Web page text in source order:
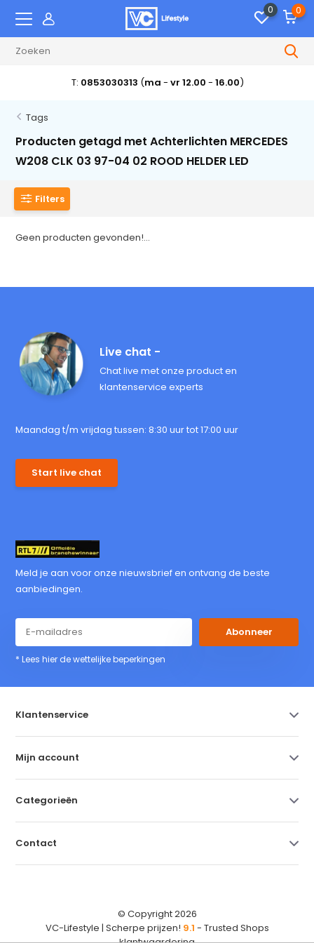
0 0
T: 0853030313 (ma - vr 12.00 - 16.00)
Tags
Producten getagd met Achterlichten MERCEDES
W208 CLK 03 97-04 02 ROOD HELDER LED
Filters
Geen producten gevonden!...
Live chat -
Chat live met onze product en
klantenservice experts
Maandag t/m vrijdag tussen: 8:30 uur tot 17:00 uur
Start live chat
Meld je aan voor onze nieuwsbrief en ontvang de beste
aanbiedingen.
Abonneer
* Lees hier de wettelijke beperkingen
Klantenservice
Mijn account
Categorieën
Contact
© Copyright 2026
VC-Lifestyle | Scherpe prijzen! 9.1 - Trusted Shops